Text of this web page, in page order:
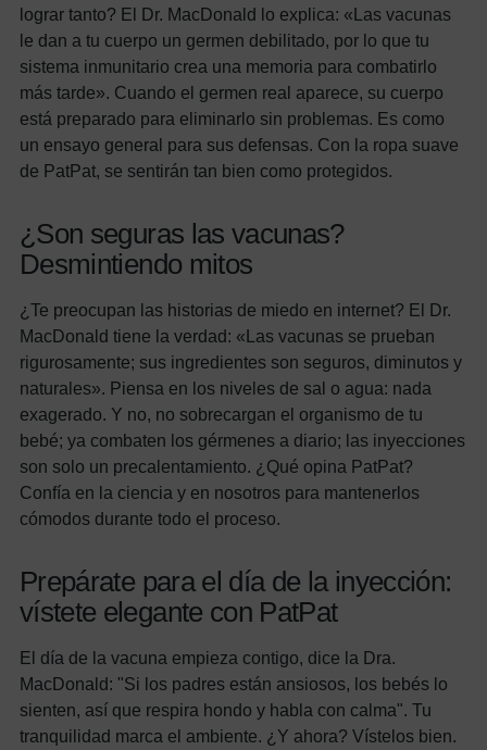
lograr tanto? El Dr. MacDonald lo explica: «Las vacunas
le dan a tu cuerpo un germen debilitado, por lo que tu
sistema inmunitario crea una memoria para combatirlo
más tarde». Cuando el germen real aparece, su cuerpo
está preparado para eliminarlo sin problemas. Es como
un ensayo general para sus defensas. Con la ropa suave
de PatPat, se sentirán tan bien como protegidos.
¿Son seguras las vacunas?
Desmintiendo mitos
¿Te preocupan las historias de miedo en internet? El Dr.
MacDonald tiene la verdad: «Las vacunas se prueban
rigurosamente; sus ingredientes son seguros, diminutos y
naturales». Piensa en los niveles de sal o agua: nada
exagerado. Y no, no sobrecargan el organismo de tu
bebé; ya combaten los gérmenes a diario; las inyecciones
son solo un precalentamiento. ¿Qué opina PatPat?
Confía en la ciencia y en nosotros para mantenerlos
cómodos durante todo el proceso.
Prepárate para el día de la inyección:
vístete elegante con PatPat
El día de la vacuna empieza contigo, dice la Dra.
MacDonald: "Si los padres están ansiosos, los bebés lo
sienten, así que respira hondo y habla con calma". Tu
tranquilidad marca el ambiente. ¿Y ahora? Vístelos bien.